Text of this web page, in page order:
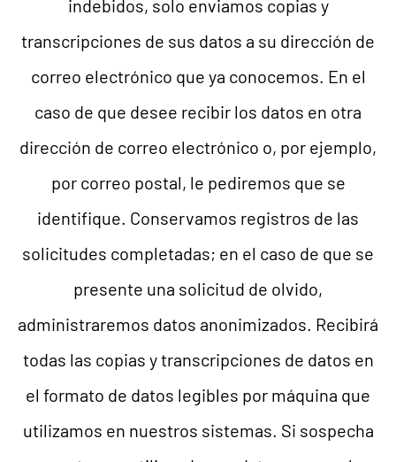
indebidos, solo enviamos copias y
transcripciones de sus datos a su dirección de
correo electrónico que ya conocemos. En el
caso de que desee recibir los datos en otra
dirección de correo electrónico o, por ejemplo,
por correo postal, le pediremos que se
identifique. Conservamos registros de las
solicitudes completadas; en el caso de que se
presente una solicitud de olvido,
administraremos datos anonimizados. Recibirá
todas las copias y transcripciones de datos en
el formato de datos legibles por máquina que
utilizamos en nuestros sistemas. Si sospecha